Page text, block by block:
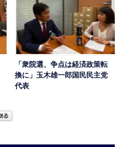
「衆院選、争点は経済政策転
換に」玉木雄一郎国民民主党
代表